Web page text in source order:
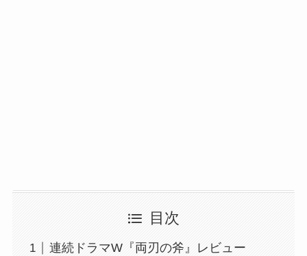
目次
連続ドラマW『両刃の斧』レビュー